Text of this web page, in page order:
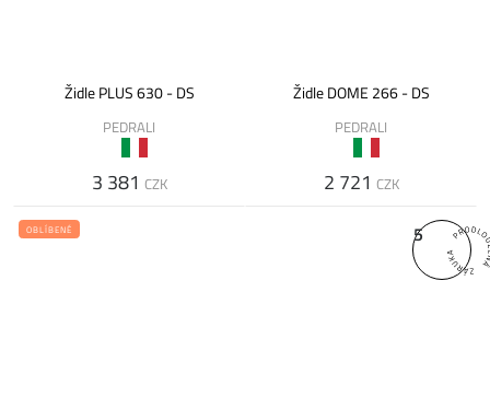
Židle PLUS 630 - DS
PEDRALI
3 381 CZK
Židle DOME 266 - DS
PEDRALI
2 721 CZK
OBLÍBENÉ 5